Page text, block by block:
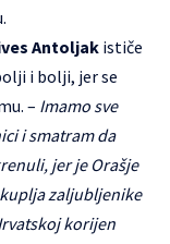
Antoljak ističe
i bolji, jer se
– Imamo sve
i smatram da
jer je Orašje
zaljubljenike
korijen